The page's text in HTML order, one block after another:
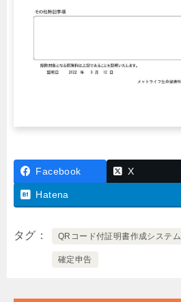
Facebook X
Hatena
タグ QRコード付証明書作成システム
確定申告